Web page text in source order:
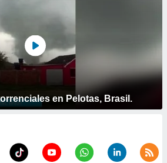
en Pelotas, Brasil.